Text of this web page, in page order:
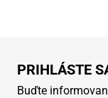
PRIHLÁSTE
Buďte